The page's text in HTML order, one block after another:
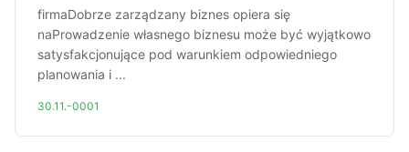
firmaDobrze zarządzany biznes opiera się
naProwadzenie własnego biznesu może być wyjątkowo
satysfakcjonujące pod warunkiem odpowiedniego
planowania i ...
30.11.-0001